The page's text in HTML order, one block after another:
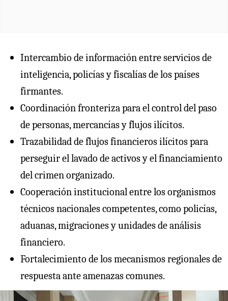
Intercambio de información entre servicios de
inteligencia, policías y fiscalías de los países
firmantes.
Coordinación fronteriza para el control del paso
de personas, mercancías y flujos ilícitos.
Trazabilidad de flujos financieros ilícitos para
perseguir el lavado de activos y el financiamiento
del crimen organizado.
Cooperación institucional entre los organismos
técnicos nacionales competentes, como policías,
aduanas, migraciones y unidades de análisis
financiero.
Fortalecimiento de los mecanismos regionales de
respuesta ante amenazas comunes.